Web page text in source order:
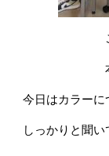
今日はカラーに
しっかりと聞